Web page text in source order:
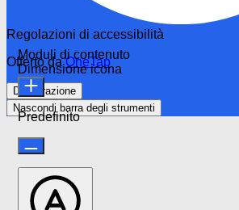
Regolazioni di accessibilità
Offerto daOneTap
Dichiarazione
Nascondi barra degli strumenti
Moduli di contenuto
Dimensione icona
Predefinito